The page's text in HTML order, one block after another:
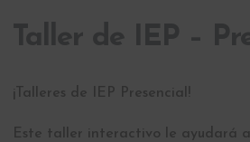
¡Talleres de IEP Presencial!
Este taller interactivo le ayudará a: